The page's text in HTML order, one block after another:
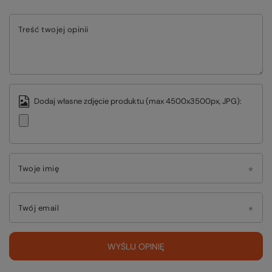
Treść twojej opinii
Dodaj własne zdjęcie produktu (max 4500x3500px, JPG):
Twoje imię
Twój email
WYŚLIJ OPINIĘ